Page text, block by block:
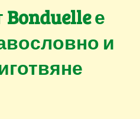
е
и